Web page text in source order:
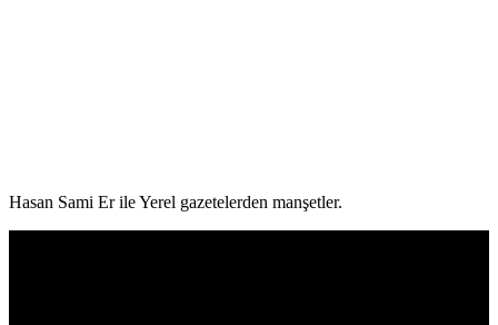
Hasan Sami Er ile Yerel gazetelerden manşetler.